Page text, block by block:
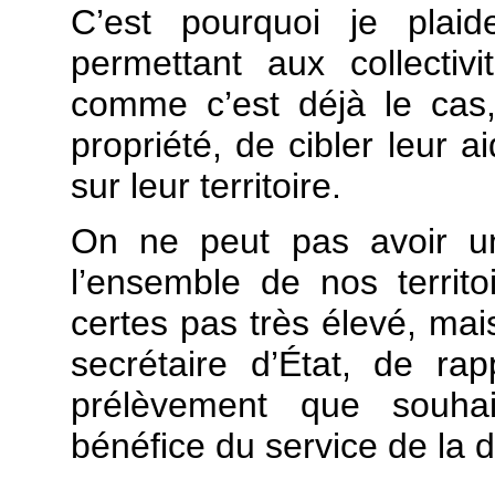
C’est pourquoi je
permettant aux
comme c’est déjà le
propriété, de cibler leur
sur leur territoire.
On ne peut pas avoir
l’ensemble de nos
certes pas très élevé,
secrétaire d’État, de
prélèvement que
bénéfice du service de la